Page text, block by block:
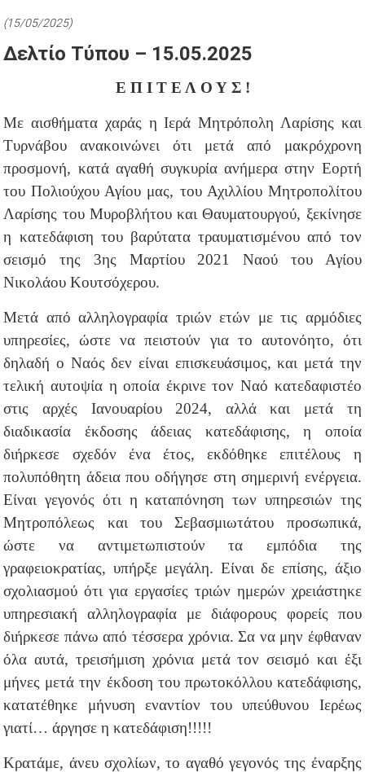
(15/05/2025)
Δελτίο Τύπου – 15.05.2025
Ε Π Ι Τ Ε Λ Ο Υ Σ !
Με αισθήματα χαράς η Ιερά Μητρόπολη Λαρίσης και
Τυρνάβου ανακοινώνει ότι μετά από μακρόχρονη
προσμονή, κατά αγαθή συγκυρία ανήμερα στην Εορτή
του Πολιούχου Αγίου μας, του Αχιλλίου Μητροπολίτου
Λαρίσης του Μυροβλήτου και Θαυματουργού, ξεκίνησε
η κατεδάφιση του βαρύτατα τραυματισμένου από τον
σεισμό της 3ης Μαρτίου 2021 Ναού του Αγίου
Νικολάου Κουτσόχερου.
Μετά από αλληλογραφία τριών ετών με τις αρμόδιες
υπηρεσίες, ώστε να πειστούν για το αυτονόητο, ότι
δηλαδή ο Ναός δεν είναι επισκευάσιμος, και μετά την
τελική αυτοψία η οποία έκρινε τον Ναό κατεδαφιστέο
στις αρχές Ιανουαρίου 2024, αλλά και μετά τη
διαδικασία έκδοσης άδειας κατεδάφισης, η οποία
διήρκεσε σχεδόν ένα έτος, εκδόθηκε επιτέλους η
πολυπόθητη άδεια που οδήγησε στη σημερινή ενέργεια.
Είναι γεγονός ότι η καταπόνηση των υπηρεσιών της
Μητροπόλεως και του Σεβασμιωτάτου προσωπικά,
ώστε να αντιμετωπιστούν τα εμπόδια της
γραφειοκρατίας, υπήρξε μεγάλη. Είναι δε επίσης, άξιο
σχολιασμού ότι για εργασίες τριών ημερών χρειάστηκε
υπηρεσιακή αλληλογραφία με διάφορους φορείς που
διήρκεσε πάνω από τέσσερα χρόνια. Σα να μην έφθαναν
όλα αυτά, τρεισήμιση χρόνια μετά τον σεισμό και έξι
μήνες μετά την έκδοση του πρωτοκόλλου κατεδάφισης,
κατατέθηκε μήνυση εναντίον του υπεύθυνου Ιερέως
γιατί… άργησε η κατεδάφιση!!!!!
Κρατάμε, άνευ σχολίων, το αγαθό γεγονός της έναρξης